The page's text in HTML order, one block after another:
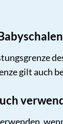
gilt auch